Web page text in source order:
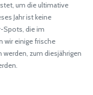
um die ultimative
Jahr ist keine
Spots, die im
wir einige frische
zum diesjährigen